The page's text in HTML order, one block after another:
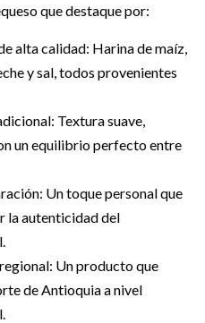
que destaque por:
alta calidad: Harina de maíz,
y sal, todos provenientes
Textura suave,
un equilibrio perfecto entre
Un toque personal que
la autenticidad del
Un producto que
de Antioquia a nivel